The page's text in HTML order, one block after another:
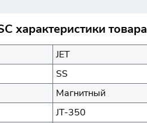
характеристики товара
JET
SS
Магнитный
JT-350